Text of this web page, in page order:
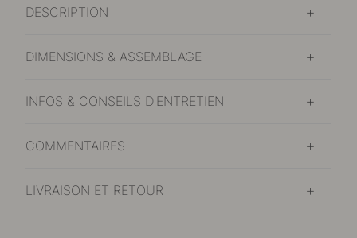
DESCRIPTION
DIMENSIONS & ASSEMBLAGE
INFOS & CONSEILS D'ENTRETIEN
COMMENTAIRES
LIVRAISON ET RETOUR